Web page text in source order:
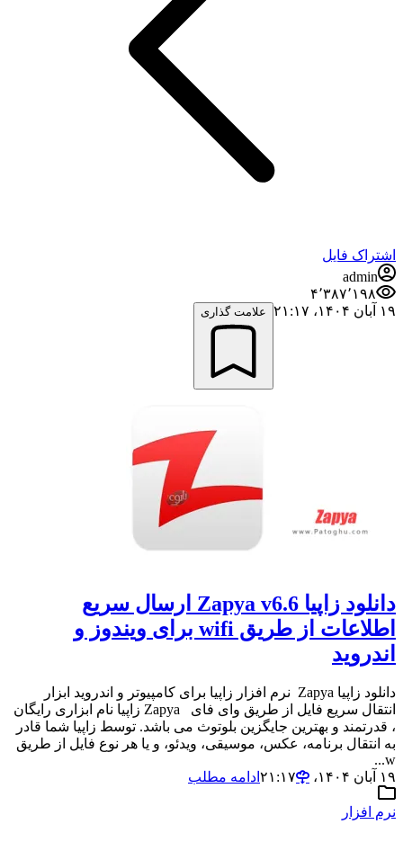
اشتراک فایل
admin
۴٬۳۸۷٬۱۹۸
۱۹ آبان ۱۴۰۴،‏ ۲۱:۱۷
علامت گذاری
دانلود زاپیا Zapya v6.6 ارسال سریع
اطلاعات از طریق wifi برای ویندوز و
اندروید
دانلود زاپیا Zapya نرم افزار زاپیا برای کامپیوتر و اندروید ابزار
انتقال سریع فایل از طریق وای فای Zapya زاپیا نام ابزاری رایگان
، قدرتمند و بهترین جایگزین بلوتوث می باشد. توسط زاپیا شما قادر
به انتقال برنامه، عکس، موسیقی، ویدئو، و یا هر نوع فایل از طریق
w...
۱۹ آبان ۱۴۰۴،‏ ۲۱:۱۷
ادامه مطلب
نرم افزار